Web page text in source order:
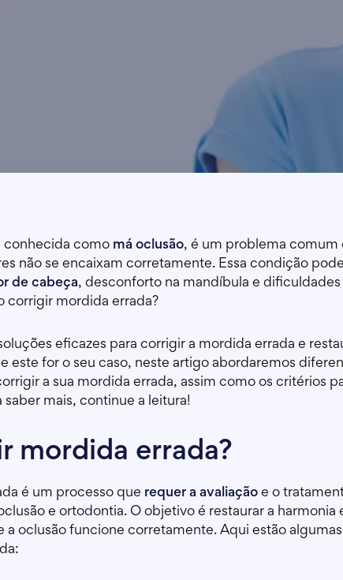
conhecida como má oclusão, é um problema comum
não se encaixam corretamente. Essa condição
de cabeça, desconforto na mandíbula e dificuldades
corrigir mordida errada?
eficazes para corrigir a mordida errada e
este for o seu caso, neste artigo abordaremos
a sua mordida errada, assim como os critérios
mais, continue a leitura!
mordida errada?
é um processo que requer a avaliação e o
e ortodontia. O objetivo é restaurar a harmonia
oclusão funcione corretamente. Aqui estão